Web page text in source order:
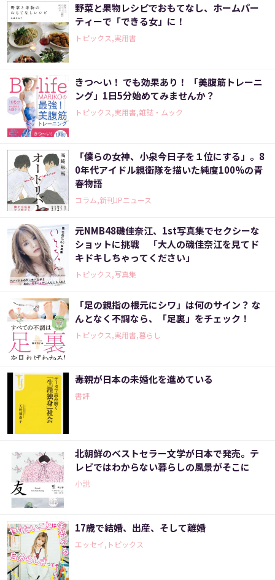
野菜と果物レシピでおもてなし、ホームパー
ティーで「できる女」に！
トピックス,実用書
きつ～い！ でも効果あり！ 「美腹筋トレーニ
ング」1日5分始めてみませんか？
トピックス,実用書,雑誌・ムック
「僕らの女神、小泉今日子を１位にする」。8
0年代アイドル親衛隊を描いた純度100%の青
春物語
コラム,新刊JPニュース
元NMB48磯佳奈江、1st写真集でセクシーな
ショットに挑戦 「大人の磯佳奈江を見てド
キドキしちゃってください」
トピックス,写真集
「足の親指の根元にシワ」は何のサイン？ な
んとなく不調なら、「足裏」をチェック！
トピックス,実用書,暮らし
毒親が日本の未婚化を進めている
書評
北朝鮮のベストセラー文学が日本で発売。テ
レビではわからない暮らしの風景がそこに
小説
17歳で結婚、出産、そして離婚
エッセイ,トピックス